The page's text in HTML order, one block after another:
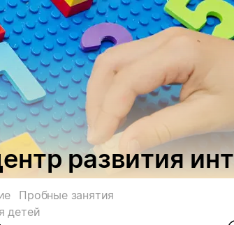
развития
Пробные занятия
детей